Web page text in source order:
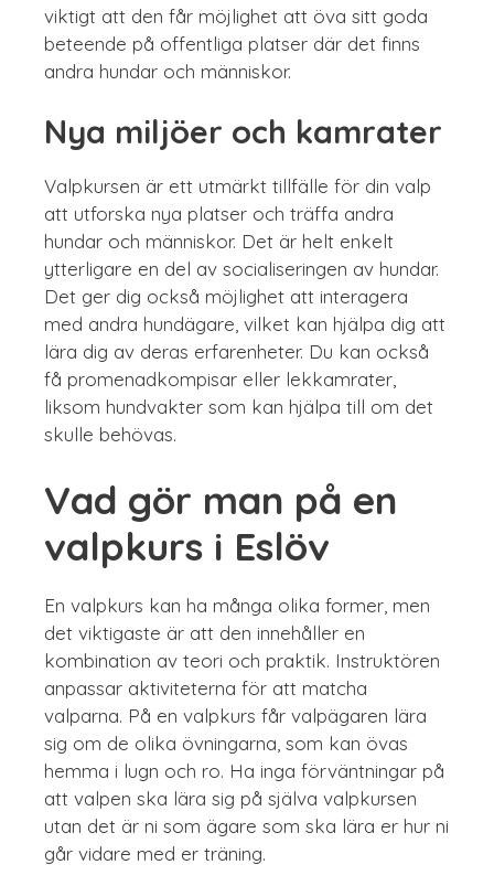
viktigt att den får möjlighet att öva sitt goda
beteende på offentliga platser där det finns
andra hundar och människor.
Nya miljöer och kamrater
Valpkursen är ett utmärkt tillfälle för din valp
att utforska nya platser och träffa andra
hundar och människor. Det är helt enkelt
ytterligare en del av socialiseringen av hundar.
Det ger dig också möjlighet att interagera
med andra hundägare, vilket kan hjälpa dig att
lära dig av deras erfarenheter. Du kan också
få promenadkompisar eller lekkamrater,
liksom hundvakter som kan hjälpa till om det
skulle behövas.
Vad gör man på en
valpkurs i Eslöv
En valpkurs kan ha många olika former, men
det viktigaste är att den innehåller en
kombination av teori och praktik. Instruktören
anpassar aktiviteterna för att matcha
valparna. På en valpkurs får valpägaren lära
sig om de olika övningarna, som kan övas
hemma i lugn och ro. Ha inga förväntningar på
att valpen ska lära sig på själva valpkursen
utan det är ni som ägare som ska lära er hur ni
går vidare med er träning.